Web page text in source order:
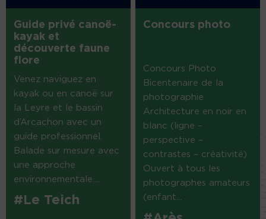
Guide privé canoë-
kayak et
découverte faune
flore
Venez naviguez en
kayak ou en canoë sur
la Leyre et le bassin
d’Arcachon avec un
guide professionnel.
Balade sur mesure avec
une approche
environnementale....
#Le Teich
Concours photo
Concours Photo
Bicentenaire de la
photographie
Architecture en noir en
blanc (ligne –
perspective –
contrastes – créativité)
Ouvert à tous les
photographes amateurs
(enfant...